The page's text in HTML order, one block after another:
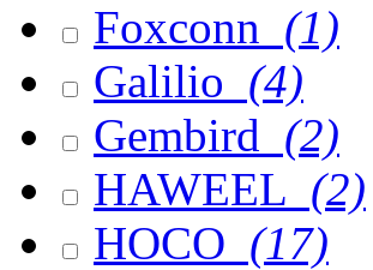
Foxconn (1)
Galilio (4)
Gembird (2)
HAWEEL (2)
HOCO (17)